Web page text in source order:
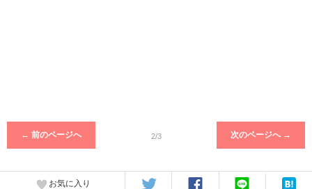
← 前のページへ 2/3 次のページへ →
お気に入り